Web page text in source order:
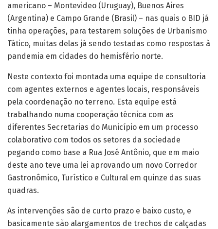
americano – Montevideo (Uruguay), Buenos Aires
(Argentina) e Campo Grande (Brasil) – nas quais o BID já
tinha operações, para testarem soluções de Urbanismo
Tático, muitas delas já sendo testadas como respostas à
pandemia em cidades do hemisfério norte.
Neste contexto foi montada uma equipe de consultoria
com agentes externos e agentes locais, responsáveis
pela coordenação no terreno. Esta equipe está
trabalhando numa cooperação técnica com as
diferentes Secretarias do Município em um processo
colaborativo com todos os setores da sociedade
pegando como base a Rua José Antônio, que em maio
deste ano teve uma lei aprovando um novo Corredor
Gastronômico, Turístico e Cultural em quinze das suas
quadras.
As intervenções são de curto prazo e baixo custo, e
basicamente são alargamentos de trechos de calçadas